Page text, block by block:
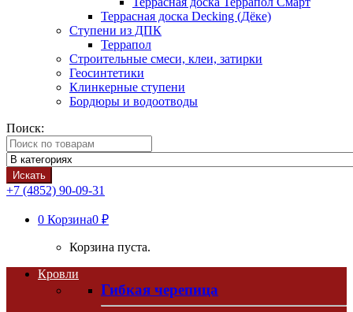
Террасная доска Decking (Дёке)
Ступени из ДПК
Террапол
Строительные смеси, клеи, затирки
Геосинтетики
Клинкерные ступени
Бордюры и водоотводы
Поиск:
Искать
+7 (4852) 90-09-31
0 Корзина0 ₽
Корзина пуста.
Кровли
Гибкая черепица